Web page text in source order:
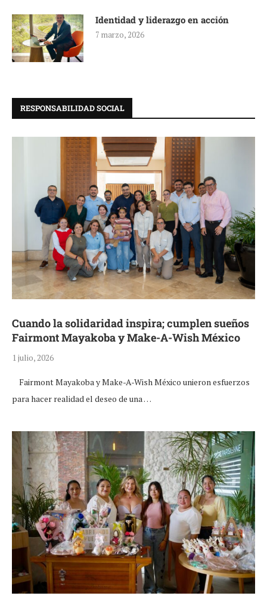
Identidad y liderazgo en acción
7 marzo, 2026
RESPONSABILIDAD SOCIAL
Cuando la solidaridad inspira; cumplen sueños
Fairmont Mayakoba y Make-A-Wish México
1 julio, 2026
Fairmont Mayakoba y Make-A-Wish México unieron esfuerzos
para hacer realidad el deseo de una …